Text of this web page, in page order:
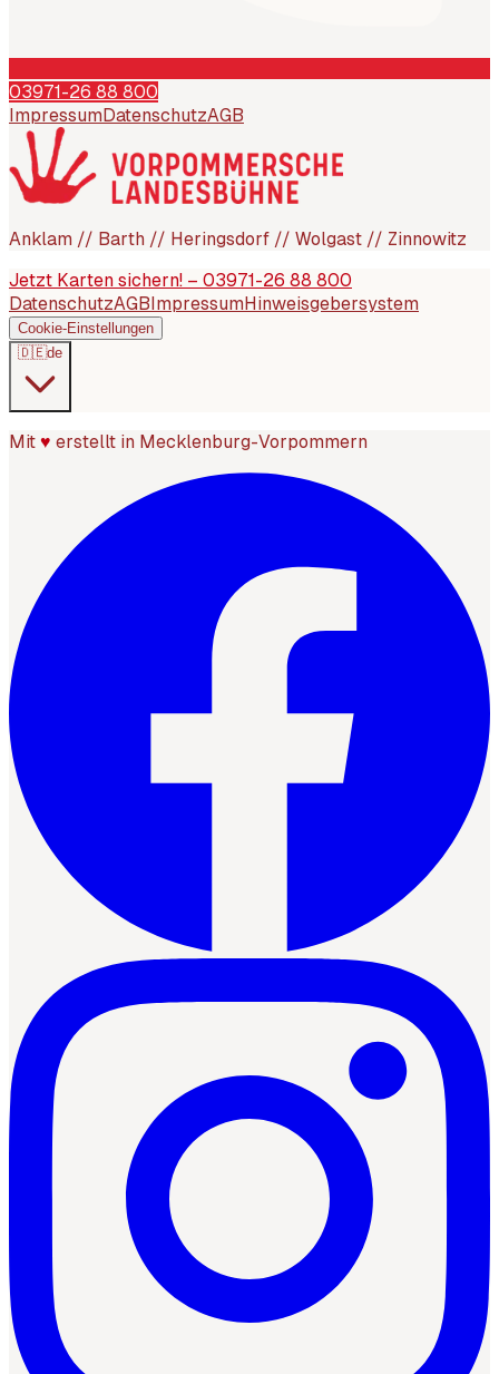
03971-26 88 800
Impressum DatenschutzAGB
Anklam // Barth // Heringsdorf // Wolgast // Zinnowitz
Jetzt Karten sichern! – 03971-26 88 800
DatenschutzAGB ImpressumHinweisgebersystem
Cookie-Einstellungen
🇩🇪de
Mit ♥ erstellt in Mecklenburg-Vorpommern